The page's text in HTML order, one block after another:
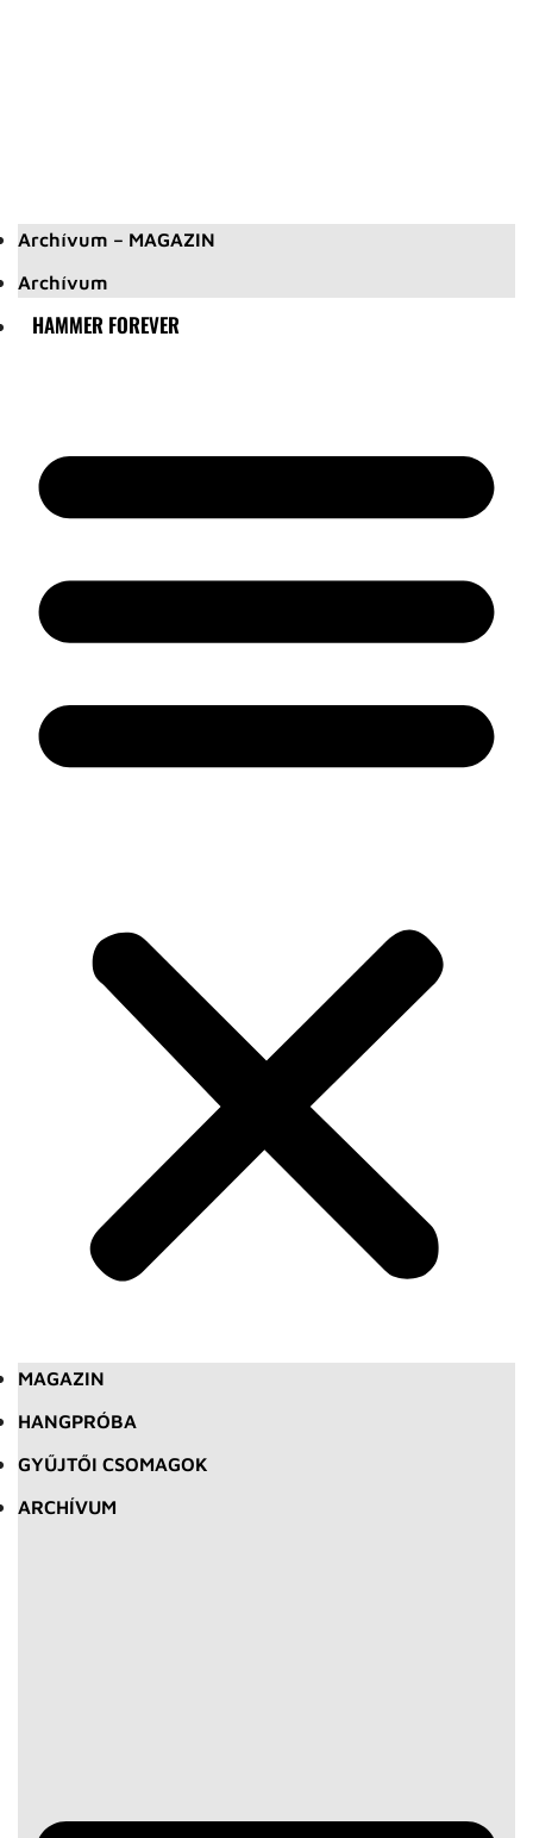
Archívum – MAGAZIN
Archívum
HAMMER FOREVER
MAGAZIN
HANGPRÓBA
GYŰJTŐI CSOMAGOK
ARCHÍVUM